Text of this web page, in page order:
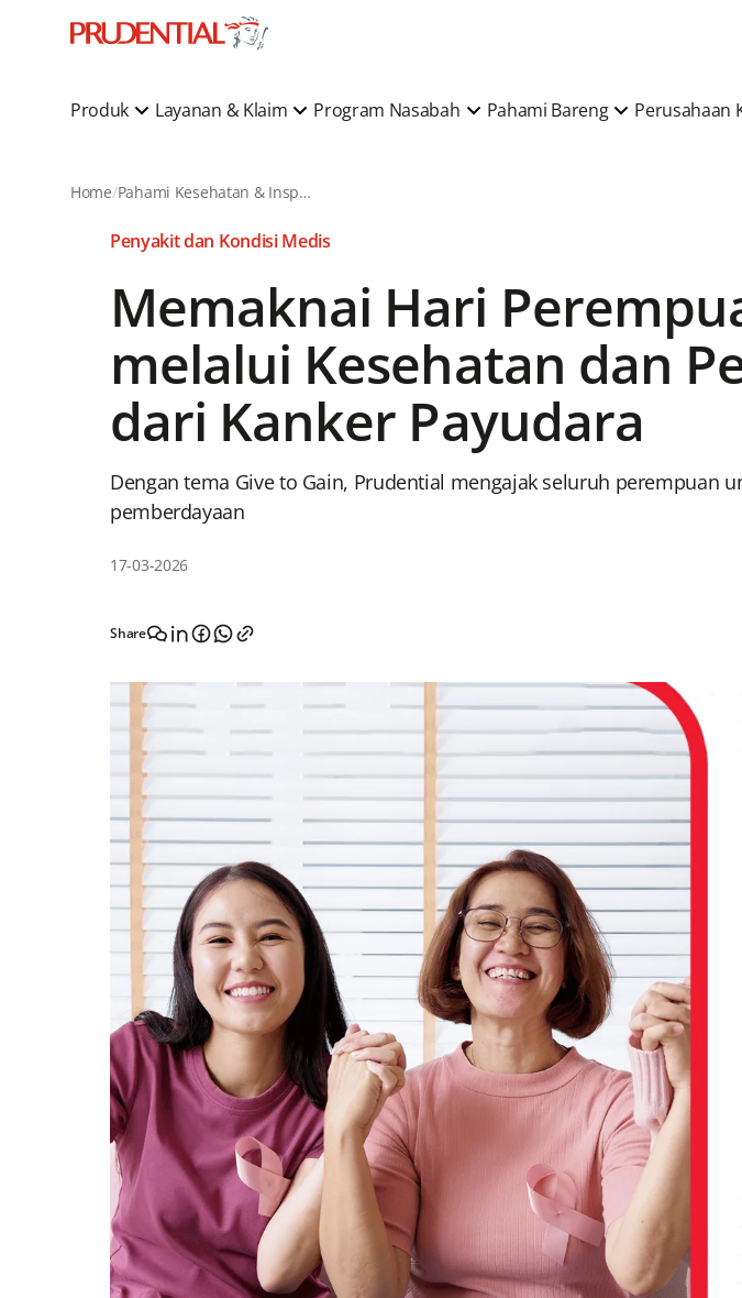
Produk Layanan & Klaim Program Nasabah Pahami Bareng Perusahaan
Home Pahami Kesehatan & Inspirasi Gaya Hidup
Penyakit dan Kondisi Medis
Memaknai Hari
melalui Kesehatan dan
dari Kanker Payudara
Dengan tema Give to Gain, Prudential mengajak seluruh perempuan
pemberdayaan
17-03-2026
Share